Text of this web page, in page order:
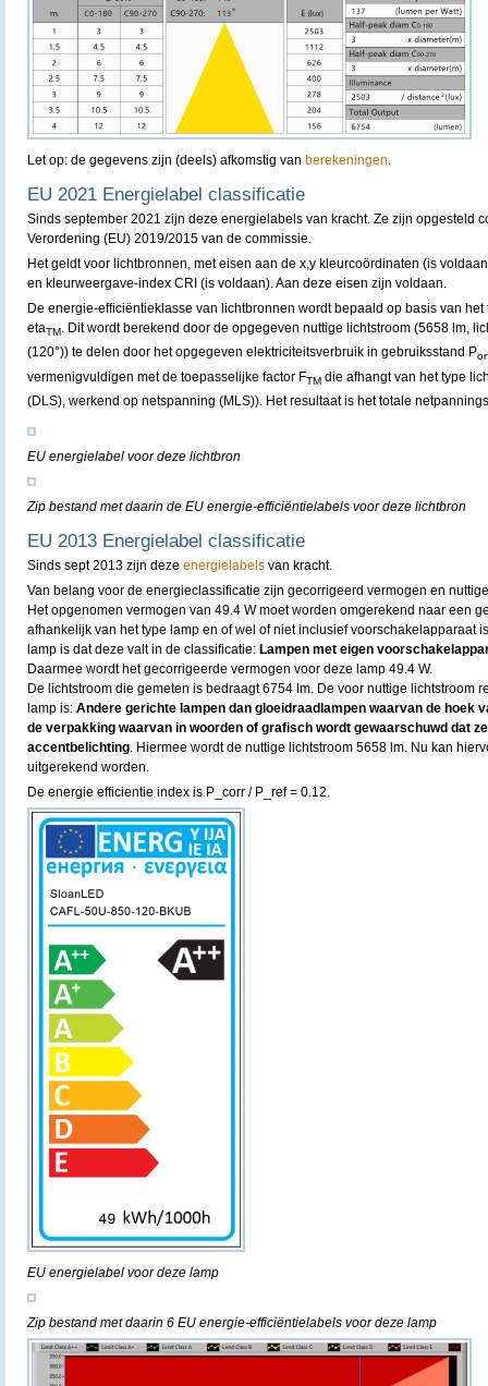
Let op: de gegevens zijn (deels) afkomstig van berekeningen.
EU 2021 Energielabel classificatie
Sinds september 2021 zijn deze energielabels van kracht. Ze zijn opgesteld
Verordening (EU) 2019/2015 van de commissie.
Het geldt voor lichtbronnen, met eisen aan de x,y kleurcoördinaten (is
en kleurweergave-index CRI (is voldaan). Aan deze eisen zijn voldaan.
De energie-efficiëntieklasse van lichtbronnen wordt bepaald op basis van
etaTM. Dit wordt berekend door de opgegeven nuttige lichtstroom (5658 lm,
(120°)) te delen door het opgegeven elektriciteitsverbruik in gebruiksstand P
vermenigvuldigen met de toepasselijke factor FTM die afhangt van het type
(DLS), werkend op netspanning (MLS)). Het resultaat is het totale
EU energielabel voor deze lichtbron
Zip bestand met daarin de EU energie-efficiëntielabels voor deze lichtbron
EU 2013 Energielabel classificatie
Sinds sept 2013 zijn deze energielabels van kracht.
Van belang voor de energieclassificatie zijn gecorrigeerd vermogen en
Het opgenomen vermogen van 49.4 W moet worden omgerekend naar een
afhankelijk van het type lamp en of wel of niet inclusief voorschakelapparaat
lamp is dat deze valt in de classificatie: Lampen met eigen
Daarmee wordt het gecorrigeerde vermogen voor deze lamp 49.4 W.
De lichtstroom die gemeten is bedraagt 6754 lm. De voor nuttige lichtstroom
lamp is: Andere gerichte lampen dan gloeidraadlampen waarvan de hoek
de verpakking waarvan in woorden of grafisch wordt gewaarschuwd dat
accentbelichting . Hiermee wordt de nuttige lichtstroom 5658 lm. Nu kan
uitgerekend worden.
De energie efficientie index is P_corr / P_ref = 0.12.
EU energielabel voor deze lamp
Zip bestand met daarin 6 EU energie-efficiëntielabels voor deze lamp